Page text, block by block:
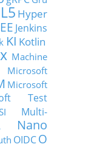
Hyper
Jenkins
KI Kotlin
Machine
Microsoft
Microsoft
Test
Multi-
Nano
OIDCO